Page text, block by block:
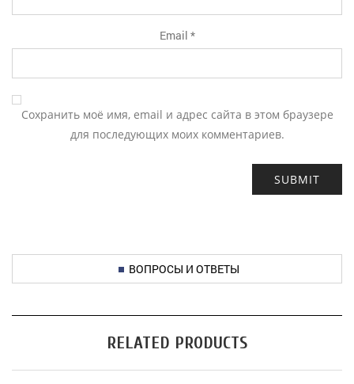
Email *
Сохранить моё имя, email и адрес сайта в этом браузере
для последующих моих комментариев.
ВОПРОСЫ И ОТВЕТЫ
RELATED PRODUCTS